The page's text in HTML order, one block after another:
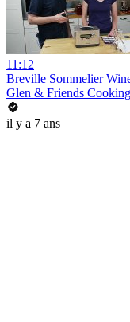
11:12
Breville Sommelier
Glen & Friends
il y a 7 ans